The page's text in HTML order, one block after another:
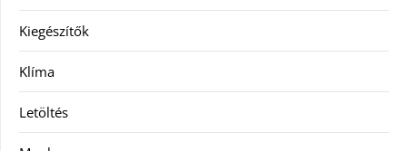
Kiegészítők
Klíma
Letöltés